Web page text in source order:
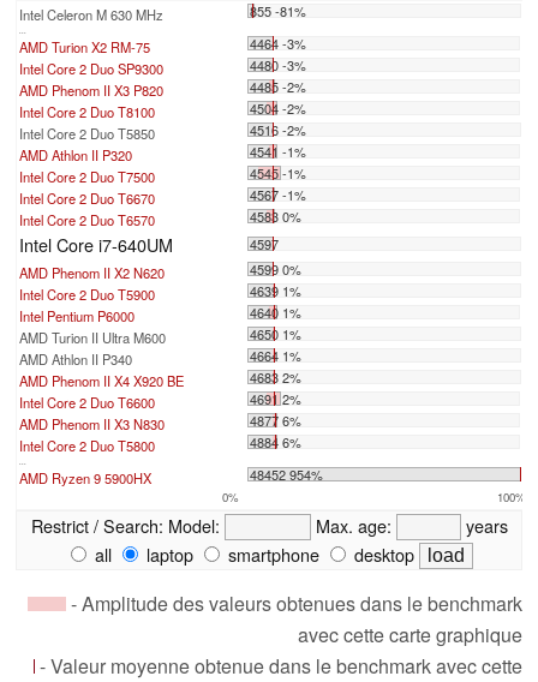
Intel Celeron M 630 MHz 855 -81%
...
AMD Turion X2 RM-75
4464 -3%
Intel Core 2 Duo SP9300
4480 -3%
AMD Phenom II X3 P820
4485 -2%
Intel Core 2 Duo T8100
4504 -2%
Intel Core 2 Duo T5850
4516 -2%
AMD Athlon II P320
4541 -1%
Intel Core 2 Duo T7500
4545 -1%
Intel Core 2 Duo T6670
4567 -1%
Intel Core 2 Duo T6570
4583 0%
Intel Core i7-640UM
4597
AMD Phenom II X2 N620
4599 0%
Intel Core 2 Duo T5900
4639 1%
Intel Pentium P6000
4640 1%
AMD Turion II Ultra M600
4650 1%
AMD Athlon II P340
4664 1%
AMD Phenom II X4 X920 BE
4683 2%
Intel Core 2 Duo T6600
4691 2%
AMD Phenom II X3 N830
4877 6%
Intel Core 2 Duo T5800
4884 6%
...
AMD Ryzen 9 5900HX 48452 954%
0% 100%
Restrict / Search: Model: Max. age:
years
all
laptop smartphone desktop
- Amplitude des valeurs obtenues dans le benchmark
avec cette carte graphique
- Valeur moyenne obtenue dans le benchmark avec cette